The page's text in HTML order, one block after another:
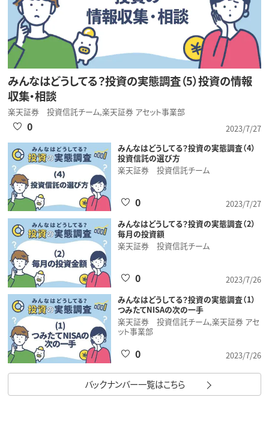
みんなはどうしてる？投資の実態調査（5）投資の情報
収集・相談
楽天証券 投資信託チーム,楽天証券 アセット事業部
2023/7/27
0
みんなはどうしてる？投資の実態調査（4）
投資信託の選び方
楽天証券 投資信託チーム
2023/7/27
0
みんなはどうしてる？投資の実態調査（2）
毎月の投資額
楽天証券 投資信託チーム
2023/7/26
0
みんなはどうしてる？投資の実態調査（1）
つみたてNISAの次の一手
楽天証券 投資信託チーム,楽天証券 アセ
ット事業部
2023/7/26
0
バックナンバー一覧はこちら